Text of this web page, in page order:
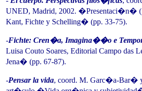
UNED, Madrid, 2002. �Presentaci�n�
Kant, Fichte y Schelling� (pp. 33-75).
-Fichte: Cren�a, Imagina��o e
Luisa Couto Soares, Editorial Campo das
Jena� (pp. 67-87).
-Pensar la vida, coord. M. Garc�a-Bar� y